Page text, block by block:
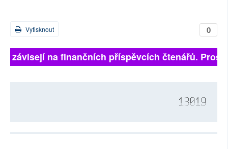
0
Vytisknout
závisejí na finančních příspěvcích čtenářů.
13019